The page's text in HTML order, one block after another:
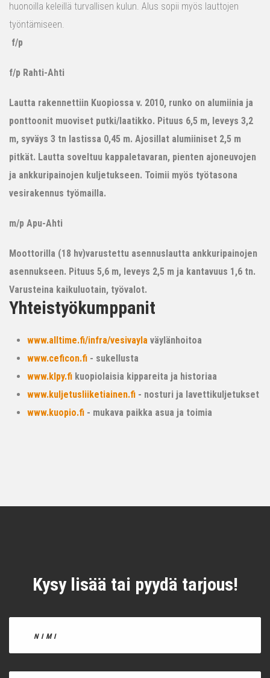
huonoilla keleillä turvallisen kulun. Alus sopii myös lauttojen
työntämiseen.
f/p
f/p Rahti-Ahti
Lautta rakennettiin Kuopiossa v. 2010, runko on alumiinia ja
ponttoonit muoviset putki/laatikko. Pituus 6,5 m, leveys 3,2
m, syväys 3 tn lastissa 0,45 m. Ajosillat alumiiniset 2,5 m
pitkät. Lautta soveltuu kappaletavaran, pienten ajoneuvojen
ja ankkuripainojen kuljetukseen. Toimii myös työtasona
vesirakennus työmailla.
m/p Apu-Ahti
Moottorilla (18 hv)varustettu asennuslautta ankkuripainojen
asennukseen. Pituus 5,6 m, leveys 2,5 m ja kantavuus 1,6 tn.
Varusteina kaikuluotain, työvalot.
Yhteistyökumppanit
www.alltime.fi/infra/vesivayla väylänhoitoa
www.ceficon.fi - sukellusta
www.klpy.fi kuopiolaisia kippareita ja historiaa
www.kuljetusliiketiainen.fi - nosturi ja lavettikuljetukset
www.kuopio.fi - mukava paikka asua ja toimia
Kysy lisää tai pyydä tarjous!